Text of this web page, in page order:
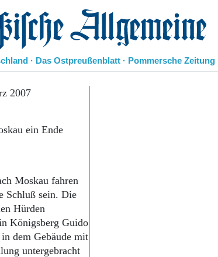
Zeitung
· Das Ostpreußenblatt · Pommersche Zeitung
Panorama
Ostpreußen
Pommern
Berlin-Brandenburg
Schlesien
Danzig und Westpreußen
Bücher
2007
ein Ende
Moskau fahren
Schluß sein. Die
Hürden
Königsberg Guido
dem Gebäude mit
untergebracht